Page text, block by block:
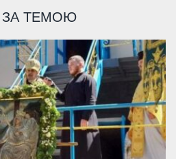
ЗА ТЕМОЮ